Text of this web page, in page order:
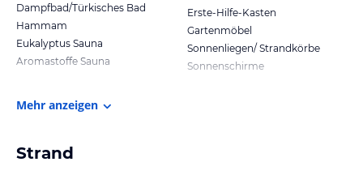
Dampfbad/Türkisches Bad
Hammam
Eukalyptus Sauna
Aromastoffe Sauna
Erste-Hilfe-Kasten
Gartenmöbel
Sonnenliegen/ Strandkörbe
Sonnenschirme
Mehr anzeigen
Strand